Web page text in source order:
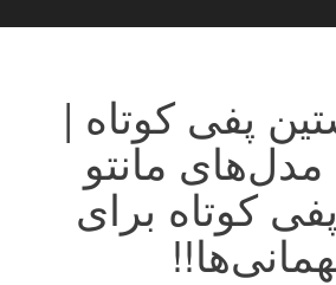
پفی کوتاه |
مدل‌های مانتو
کوتاه برای